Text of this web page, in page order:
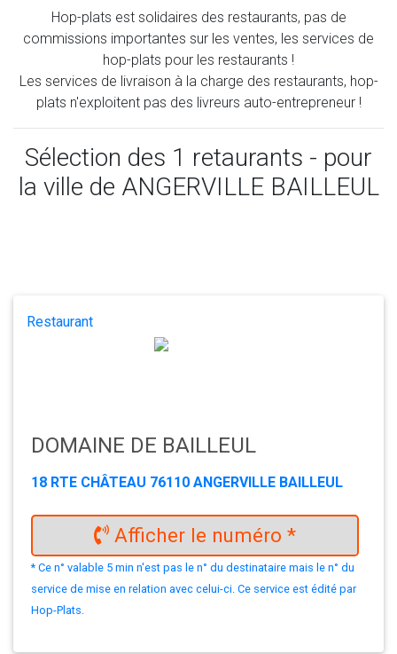
Hop-plats est solidaires des restaurants, pas de
commissions importantes sur les ventes, les services de
hop-plats pour les restaurants !
Les services de livraison à la charge des restaurants, hop-
plats n'exploitent pas des livreurs auto-entrepreneur !
Sélection des 1 retaurants - pour
la ville de ANGERVILLE BAILLEUL
Restaurant
DOMAINE DE BAILLEUL
18 RTE CHÂTEAU 76110 ANGERVILLE BAILLEUL
Afficher le numéro *
* Ce n° valable 5 min n'est pas le n° du destinataire mais le n° du
service de mise en relation avec celui-ci. Ce service est édité par
Hop-Plats.